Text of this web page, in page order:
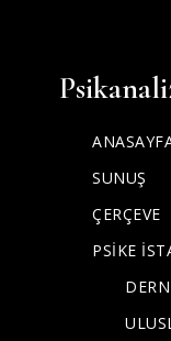
SUNUŞ
ÇERÇEVE
PSİKE